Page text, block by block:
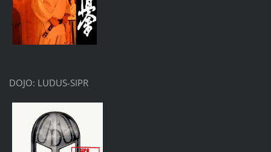
DOJO: LUDUS-SIPR